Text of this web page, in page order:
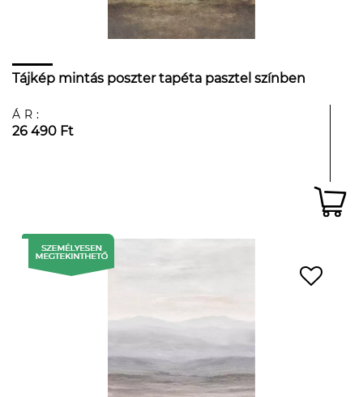
Tájkép mintás poszter tapéta pasztel színben
ÁR:
26 490 Ft